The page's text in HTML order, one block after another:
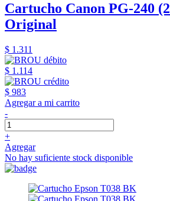
Cartucho Canon PG-240
Original
$ 1.311
$ 1.114
$ 983
Agregar a mi carrito
-
+
Agregar
No hay suficiente stock disponible